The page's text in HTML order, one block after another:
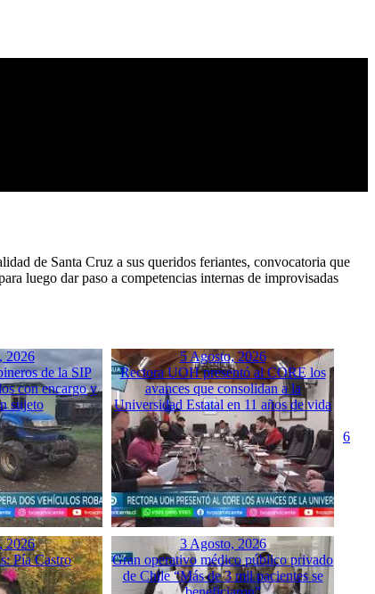
de Santa Cruz a sus queridos feriantes, convocatoria que
luego dar paso a competencias internas de improvisadas
2026
de la SIP
con encargo y
sujeto
5 Agosto, 2026
Rectora UOH presentó al CORE los
avances que consolidan a la
Universidad Estatal en 11 años de vida
2026
Pía Castro
3 Agosto, 2026
Gran operativo médico público privado
de Chile “Más de 3 mil pacientes se
6